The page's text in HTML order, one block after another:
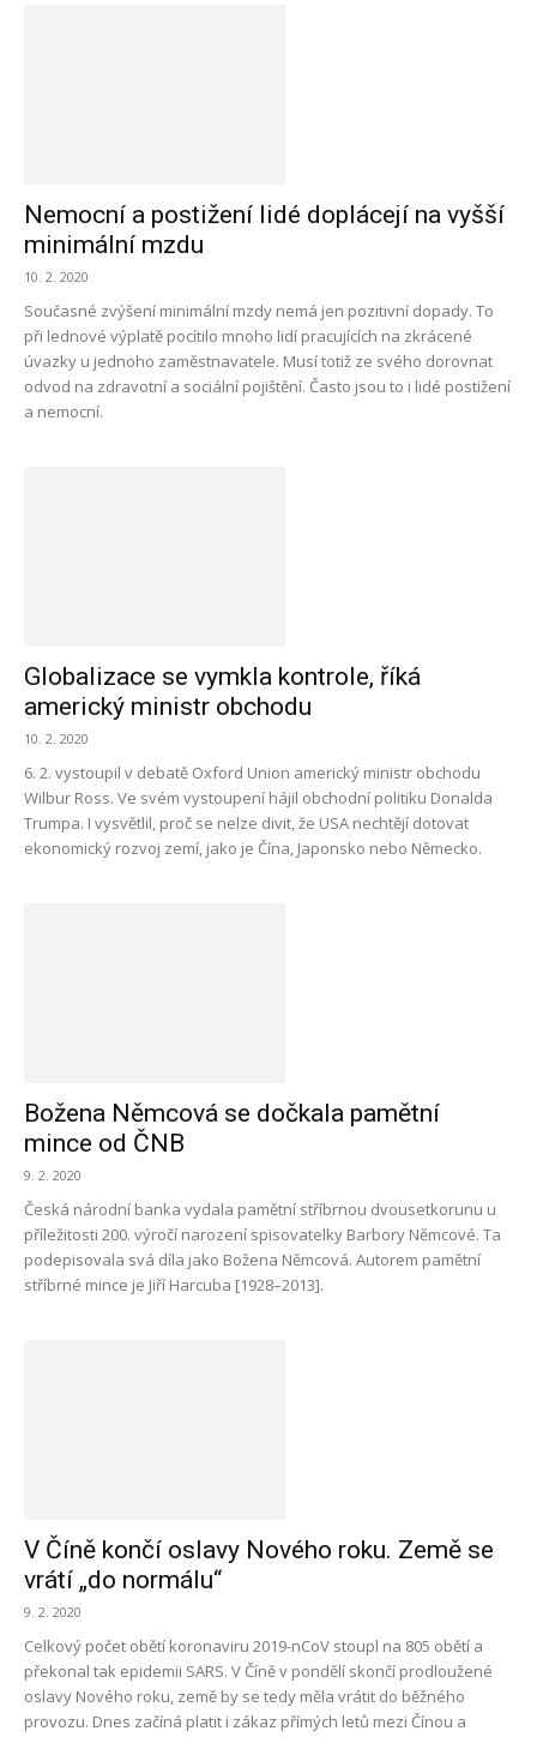
Nemocní a postižení lidé doplácejí na vyšší
minimální mzdu
10. 2. 2020
Současné zvýšení minimální mzdy nemá jen pozitivní dopady. To
při lednové výplatě pocítilo mnoho lidí pracujících na zkrácené
úvazky u jednoho zaměstnavatele. Musí totiž ze svého dorovnat
odvod na zdravotní a sociální pojištění. Často jsou to i lidé postižení
a nemocní.
Globalizace se vymkla kontrole, říká
americký ministr obchodu
10. 2. 2020
6. 2. vystoupil v debatě Oxford Union americký ministr obchodu
Wilbur Ross. Ve svém vystoupení hájil obchodní politiku Donalda
Trumpa. I vysvětlil, proč se nelze divit, že USA nechtějí dotovat
ekonomický rozvoj zemí, jako je Čína, Japonsko nebo Německo.
Božena Němcová se dočkala pamětní
mince od ČNB
9. 2. 2020
Česká národní banka vydala pamětní stříbrnou dvousetkorunu u
příležitosti 200. výročí narození spisovatelky Barbory Němcové. Ta
podepisovala svá díla jako Božena Němcová. Autorem pamětní
stříbrné mince je Jiří Harcuba [1928–2013].
V Číně končí oslavy Nového roku. Země se
vrátí „do normálu“
9. 2. 2020
Celkový počet obětí koronaviru 2019-nCoV stoupl na 805 obětí a
překonal tak epidemii SARS. V Číně v pondělí skončí prodloužené
oslavy Nového roku, země by se tedy měla vrátit do běžného
provozu. Dnes začíná platit i zákaz přímých letů mezi Čínou a